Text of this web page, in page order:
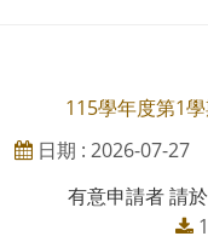
115學年度第1
日期 : 2026-07-27
有意申請者 請